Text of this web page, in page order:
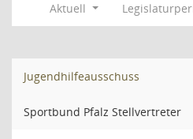
Aktuell
Jugendhilfeausschuss
Sportbund Pfalz Stellvertreter